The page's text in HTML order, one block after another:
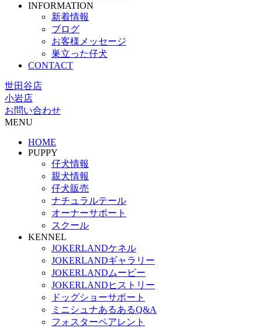
INFORMATION
新着情報
ブログ
お客様メッセージ
巣立った仔犬
CONTACT
世田谷店
小岩店
お問い合わせ
MENU
HOME
PUPPY
仔犬情報
親犬情報
仔犬販売
ナチュラルテール
オーナーサポート
スクール
KENNEL
JOKERLANDケネル
JOKERLANDギャラリー
JOKERLANDムービー
JOKERLANDヒストリー
ドッグショーサポート
ミニシュナあるあるQ&A
フォスターペアレント